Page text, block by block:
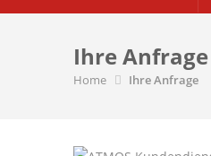
Ihre Anfrage
Home Ihre Anfrage